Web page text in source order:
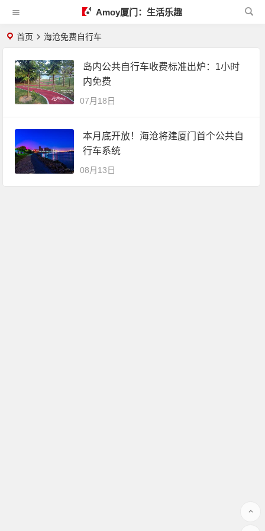
Amoy厦门：生活乐趣
首页 海沧免费自行车
岛内公共自行车收费标准出炉：1小时
内免费
07月18日
本月底开放！海沧将建厦门首个公共自
行车系统
08月13日